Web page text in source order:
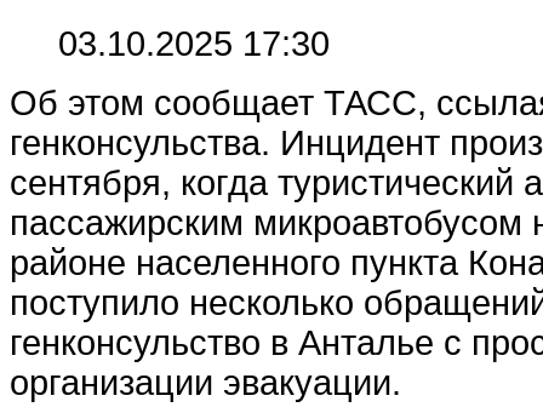
03.10.2025 17:30
Об этом сообщает ТАСС,
генконсульства. Инцидент
сентября, когда туристический
пассажирским микроавтобусом
районе населенного пункта
поступило несколько
генконсульство в Анталье с
организации эвакуации.